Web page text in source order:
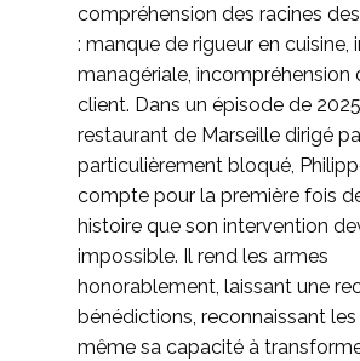
compréhension des racines
: manque de rigueur en cuisine,
managériale, incompréhension
client. Dans un épisode de
restaurant de Marseille dirigé
particulièrement bloqué,
compte pour la première fois
histoire que son intervention
impossible. Il rend les armes
honorablement, laissant une
bénédictions, reconnaissant
même sa capacité à